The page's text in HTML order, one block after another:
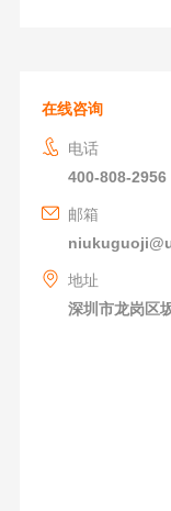
在线咨询
电话
400-808-2956
邮箱
地址
深圳市龙岗区